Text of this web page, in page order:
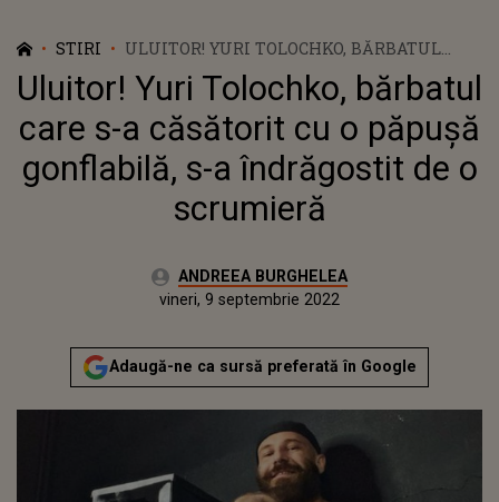
STIRI
ULUITOR! YURI TOLOCHKO, BĂRBATUL
CARE S-A CĂSĂTORIT CU O PĂPUȘĂ
GONFLABILĂ, S-A ÎNDRĂGOSTIT DE O
SCRUMIERĂ
Uluitor! Yuri Tolochko, bărbatul
care s-a căsătorit cu o păpușă
gonflabilă, s-a îndrăgostit de o
scrumieră
Autor:ANDREEA BURGHELEA
joi, 9 septembrie 2021Actualizat:
vineri, 9 septembrie 2022
Adaugă-ne ca sursă preferată în Google